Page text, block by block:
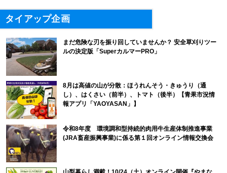
タイアップ企画
まだ危険な刃を振り回していませんか？ 安全草刈りツー
ルの決定版「SuperカルマーPRO」
8月は高値の山が分散：ほうれんそう・きゅうり（通
し）、はくさい（前半）、トマト（後半）【青果市況情
報アプリ「YAOYASAN」】
令和8年度 環境調和型持続的肉用牛生産体制推進事業
(JRA畜産振興事業)に係る第１回オンライン情報交換会